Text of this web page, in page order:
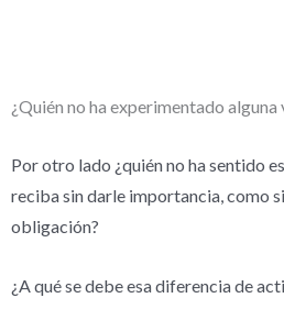
¿Quién no ha experimentado
Por otro lado ¿quién no ha sentido
reciba sin darle importancia, como
obligación?
¿A qué se debe esa diferencia de